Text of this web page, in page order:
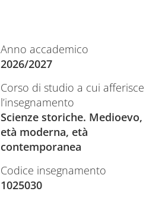
Anno accademico
2026/2027
Corso di studio a cui afferisce
l’insegnamento
Scienze storiche. Medioevo,
età moderna, età
contemporanea
Codice insegnamento
1025030